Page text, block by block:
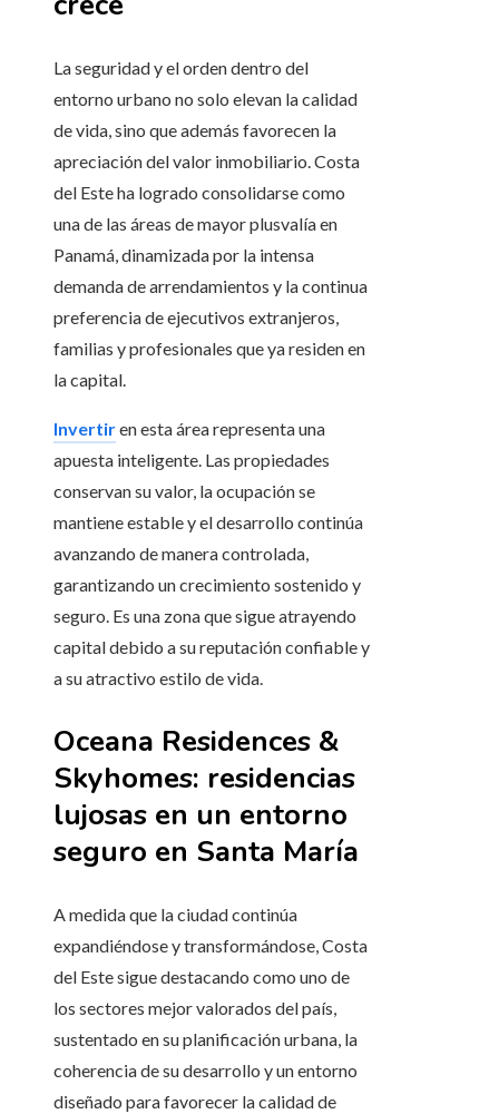
La seguridad y el orden dentro del
entorno urbano no solo elevan la calidad
de vida, sino que además favorecen la
apreciación del valor inmobiliario. Costa
del Este ha logrado consolidarse como
una de las áreas de mayor plusvalía en
Panamá, dinamizada por la intensa
demanda de arrendamientos y la continua
preferencia de ejecutivos extranjeros,
familias y profesionales que ya residen en
la capital.
Invertiren esta área representa una
apuesta inteligente. Las propiedades
conservan su valor, la ocupación se
mantiene estable y el desarrollo continúa
avanzando de manera controlada,
garantizando un crecimiento sostenido y
seguro. Es una zona que sigue atrayendo
capital debido a su reputación confiable y
a su atractivo estilo de vida.
Oceana Residences &
Skyhomes: residencias
lujosas en un entorno
seguro en Santa María
A medida que la ciudad continúa
expandiéndose y transformándose, Costa
del Este sigue destacando como uno de
los sectores mejor valorados del país,
sustentado en su planificación urbana, la
coherencia de su desarrollo y un entorno
diseñado para favorecer la calidad de